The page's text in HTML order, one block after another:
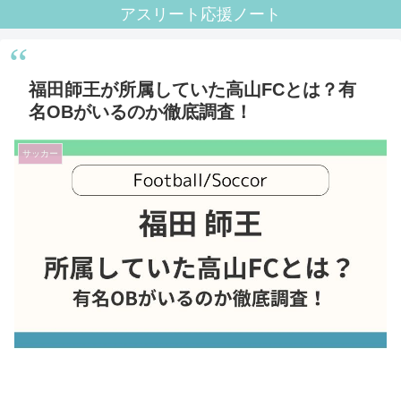
アスリート応援ノート
福田師王が所属していた高山FCとは？有
名OBがいるのか徹底調査！
サッカー